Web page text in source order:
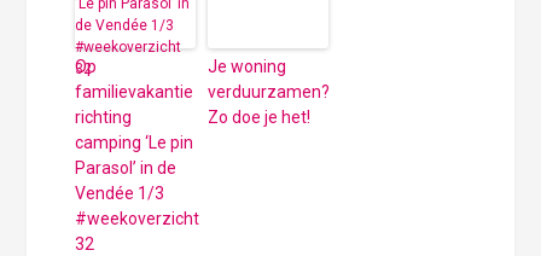
Op
familievakantie
richting
camping ‘Le pin
Parasol’ in de
Vendée 1/3
#weekoverzicht
32
Je woning
verduurzamen?
Zo doe je het!